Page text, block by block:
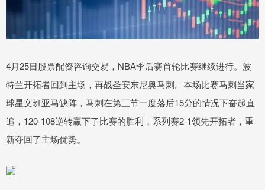
4月25日股票配资咨询交易，NBA季后赛首轮比赛继续进行。波
特兰开拓者回到主场，再战圣安东尼奥马刺。本场比赛马刺当家
球星文班亚马缺阵，马刺在第三节一度落后15分的情况下奋起直
追，120-108逆转赢下了比赛的胜利，系列赛2-1领先开拓者，重
新夺回了主场优势。